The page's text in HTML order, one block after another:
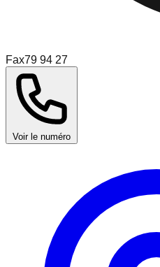
Fax79 94 27
Voir le numéro